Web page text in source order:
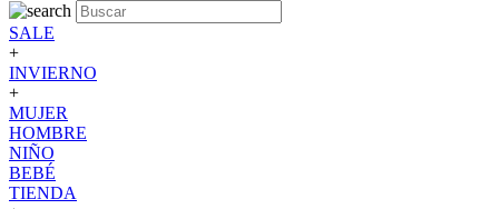
SALE
+
INVIERNO
+
MUJER
HOMBRE
NIÑO
BEBÉ
TIENDA